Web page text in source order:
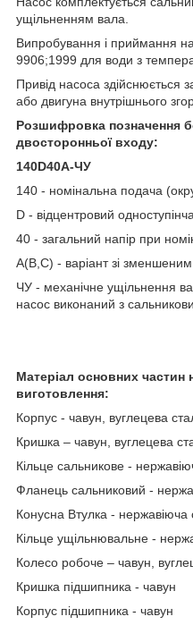
ущільненням вала.
Випробування і приймання
9906;1999 для води з
Привід насоса здійснюється
або двигуна внутрішнього
Розшифровка позначення
двосторонньої входу:
140D40A-ЧУ
140 - номінальна подача
D - відцентровий
40 - загальний напір при
А(В,С) - варіант зі
ЧУ - механічне ущільнення
насос виконаний з
Матеріал основних частин
виготовлення:
Корпус - чавун, вуглецева
Кришка – чавун, вуглецева
Кільце сальникове -
Фланець сальниковий -
Конусна Втулка - нержавіюча
Кільце ущільнювальне -
Колесо робоче – чавун,
Кришка підшипника - чавун
Корпус підшипника - чавун